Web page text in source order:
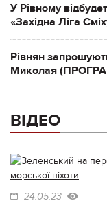
У Рівному
«Західна Ліга
Рівнян
Миколая
ВІДЕО
24.05.23